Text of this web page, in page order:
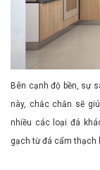
Bên cạnh độ bền, sự
này, chắc chắn sẽ
nhiều các loại đá
gạch từ đá cẩm thạch